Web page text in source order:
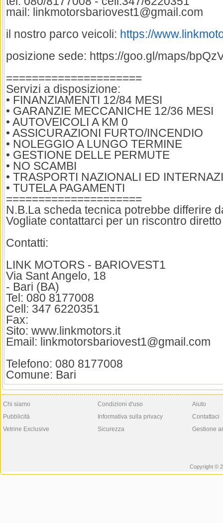
mail: linkmotorsbariovest1@gmail.com
il nostro parco veicoli: https://
posizione sede: https://goo.gl/maps/
=====================
Servizi a disposizione:
• FINANZIAMENTI 12/84 MESI
• GARANZIE MECCANICHE 12/36 MESI
• AUTOVEICOLI A KM 0
• ASSICURAZIONI FURTO/INCENDIO
• NOLEGGIO A LUNGO TERMINE
• GESTIONE DELLE PERMUTE
• NO SCAMBI
• TRASPORTI NAZIONALI ED
• TUTELA PAGAMENTI
=====================
N.B.La scheda tecnica potrebbe differire
Vogliate contattarci per un riscontro diretto
Contatti:
LINK MOTORS - BARIOVEST1
Via Sant Angelo, 18
- Bari (BA)
Tel: 080 8177008
Cell: 347 6220351
Fax:
Sito: www.linkmotors.it
Email: linkmotorsbariovest1@gmail.com
Telefono: 080 8177008
Comune: Bari
Chi siamo
Pubblicità
Vetrine Exclusive
Condizioni d'uso
Informativa sulla privacy
Sicurezza
Aiuto
Contattaci
Gestione
Copyright ©